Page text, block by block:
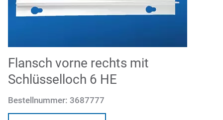
Flansch vorne rechts mit
Schlüsselloch 6 HE
Bestellnummer: 3687777